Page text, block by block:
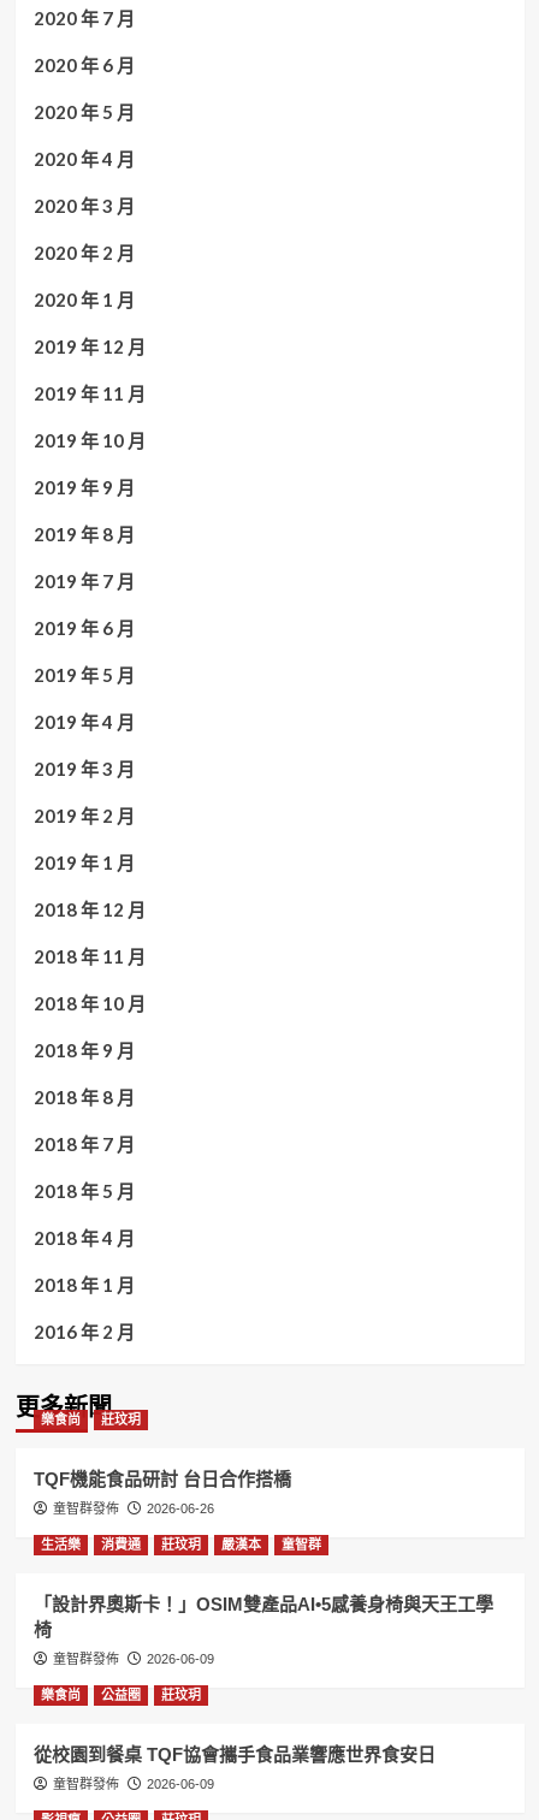
2020 年 7 月
2020 年 6 月
2020 年 5 月
2020 年 4 月
2020 年 3 月
2020 年 2 月
2020 年 1 月
2019 年 12 月
2019 年 11 月
2019 年 10 月
2019 年 9 月
2019 年 8 月
2019 年 7 月
2019 年 6 月
2019 年 5 月
2019 年 4 月
2019 年 3 月
2019 年 2 月
2019 年 1 月
2018 年 12 月
2018 年 11 月
2018 年 10 月
2018 年 9 月
2018 年 8 月
2018 年 7 月
2018 年 5 月
2018 年 4 月
2018 年 1 月
2016 年 2 月
更多新聞
樂食尚 莊玟玥
TQF機能食品研討 台日合作搭橋
童智群發佈 2026-06-26
生活樂 消費通 莊玟玥 嚴漢本 童智群
「設計界奧斯卡！」OSIM雙產品AI•5感養身椅與天王工學
椅
童智群發佈 2026-06-09
樂食尚 公益圈 莊玟玥
從校園到餐桌 TQF協會攜手食品業響應世界食安日
童智群發佈 2026-06-09